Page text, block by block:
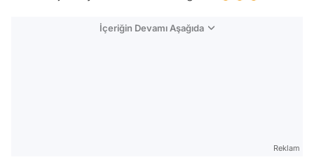
İçeriğin Devamı Aşağıda
Reklam